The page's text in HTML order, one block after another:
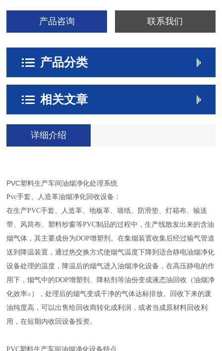
产品咨询 联系我们
产品分类
相关文章
详细介绍
PVC塑料生产车间油烟净化处理系统
Pvc手套、人造革油烟净化回收设备：
在生产PVC手套、人造革、地板革、墙纸、防滑垫、灯箱布、输送
带、风筒布、塑料纱窗等PVC制品的过程中，生产线散发出来的含油
烟气体，其主要成份为DOP增塑剂。在集烟装置收集后经过输气管道
送到降温装置，通过热交换方式使烟气温度下降到适合静电油烟净化
设备处理的温度，降温后的烟气进入油烟净化设备，在高压静电的作
用下，烟气中的DOP增塑剂、降粘剂等油份变成液态油回收（油烟净
化效率≥），处理后的烟气变成干净的气体达标排放。回收下来的废
油纯度高，可以出售给回收商转化成利润，或者当成原材料回收利
用，在短期内收回设备投资。
PVC塑料生产车间油烟净化设备特点